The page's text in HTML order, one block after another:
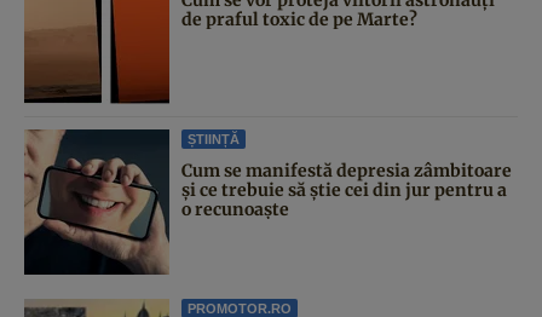
de praful toxic de pe Marte?
ȘTIINȚĂ
Cum se manifestă depresia zâmbitoare
și ce trebuie să știe cei din jur pentru a
o recunoaște
PROMOTOR.RO